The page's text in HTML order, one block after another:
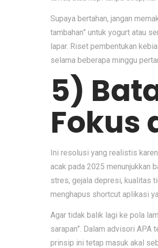
Supaya bertahan, jangan
tambahan” untuk yogurt atau
lapar. Riset pembentukan
selama beberapa minggu
5)
Fokus
Ini resolusi yang realistis
acak pada 2025 menunjukkan
stres, gejala depresi, kualitas
menghapus shortcut aplikasi
Agar tidak balik lagi ke pola
sarapan”. Dalam advisori
prinsip ini tetap masuk akal